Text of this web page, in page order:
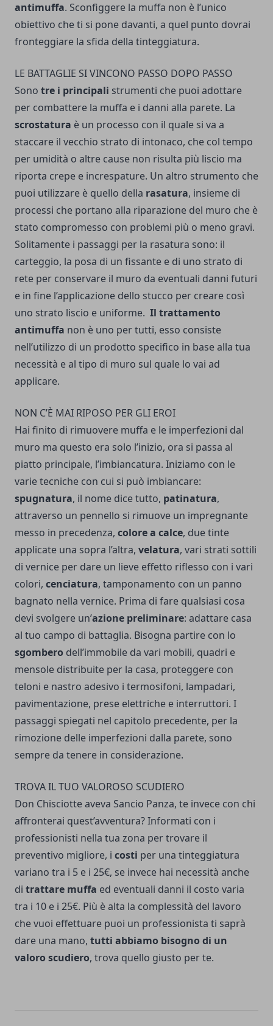
antimuffa. Sconfiggere la muffa non è l’unico
obiettivo che ti si pone davanti, a quel punto dovrai
fronteggiare la sfida della tinteggiatura.
LE BATTAGLIE SI VINCONO PASSO DOPO PASSO
Sono tre i principali strumenti che puoi adottare
per combattere la muffa e i danni alla parete. La
scrostatura è un processo con il quale si va a
staccare il vecchio strato di intonaco, che col tempo
per umidità o altre cause non risulta più liscio ma
riporta crepe e increspature. Un altro strumento che
puoi utilizzare è quello della rasatura, insieme di
processi che portano alla riparazione del muro che è
stato compromesso con problemi più o meno gravi.
Solitamente i passaggi per la rasatura sono: il
carteggio, la posa di un fissante e di uno strato di
rete per conservare il muro da eventuali danni futuri
e in fine l’applicazione dello stucco per creare così
uno strato liscio e uniforme. Il trattamento
antimuffa non è uno per tutti, esso consiste
nell’utilizzo di un prodotto specifico in base alla tua
necessità e al tipo di muro sul quale lo vai ad
applicare.
NON C’È MAI RIPOSO PER GLI EROI­
Hai finito di rimuovere muffa e le imperfezioni dal
muro ma questo era solo l’inizio, ora si passa al
piatto principale, l’imbiancatura. Iniziamo con le
varie tecniche con cui si può imbiancare:
spugnatura, il nome dice tutto, patinatura,
attraverso un pennello si rimuove un impregnante
messo in precedenza, colore a calce, due tinte
applicate una sopra l’altra, velatura, vari strati sottili
di vernice per dare un lieve effetto riflesso con i vari
colori, cenciatura, tamponamento con un panno
bagnato nella vernice. Prima di fare qualsiasi cosa
devi svolgere un’azione preliminare: adattare casa
al tuo campo di battaglia. Bisogna partire con lo
sgombero dell’immobile da vari mobili, quadri e
mensole distribuite per la casa, proteggere con
teloni e nastro adesivo i termosifoni, lampadari,
pavimentazione, prese elettriche e interruttori. I
passaggi spiegati nel capitolo precedente, per la
rimozione delle imperfezioni dalla parete, sono
sempre da tenere in considerazione.
TROVA IL TUO VALOROSO SCUDIERO
Don Chisciotte aveva Sancio Panza, te invece con chi
affronterai quest’avventura?Informati con i
professionisti nella tua zona per trovare il
preventivo migliore, i costi per una tinteggiatura
variano tra i 5 e i 25€, se invece hai necessità anche
di trattare muffa ed eventuali danni il costo varia
tra i 10 e i 25€. Più è alta la complessità del lavoro
che vuoi effettuare puoi un professionista ti saprà
dare una mano, tutti abbiamo bisogno di un
valoro scudiero, trova quello giusto per te.